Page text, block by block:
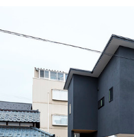
メールアドレス